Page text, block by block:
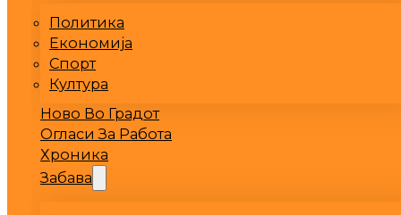
Политика
Економија
Спорт
Култура
Ново Во Градот
Огласи За Работа
Хроника
Забава